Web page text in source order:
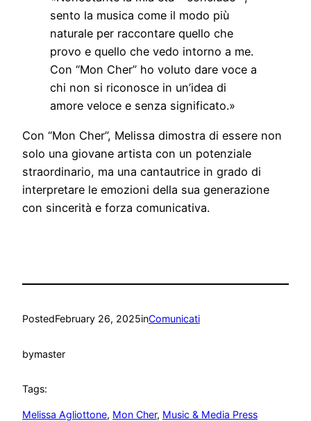
sento la musica come il modo più
naturale per raccontare quello che
provo e quello che vedo intorno a me.
Con “Mon Cher” ho voluto dare voce a
chi non si riconosce in un’idea di
amore veloce e senza significato.»
Con “Mon Cher”, Melissa dimostra di essere non
solo una giovane artista con un potenziale
straordinario, ma una cantautrice in grado di
interpretare le emozioni della sua generazione
con sincerità e forza comunicativa.
PostedFebruary 26, 2025inComunicati
bymaster
Tags:
Melissa Agliottone, Mon Cher, Music & Media Press